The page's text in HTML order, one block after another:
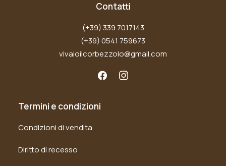
Contatti
(+39) 339 7017143
(+39) 0541 759673
vivaioilcorbezzolo@gmail.com
Termini e condizioni
Condizioni di vendita
Diritto di recesso